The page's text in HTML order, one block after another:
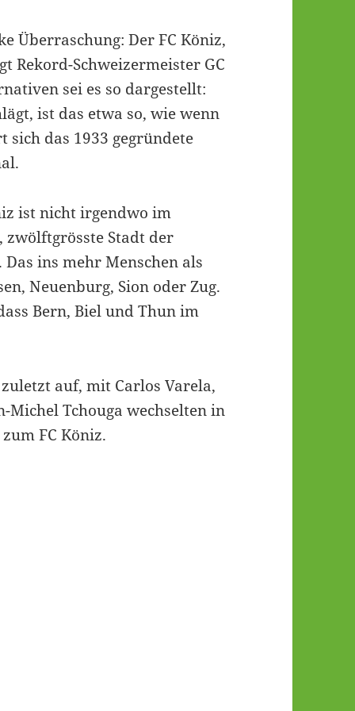
Überraschung: Der FC Köniz,
Rekord-Schweizermeister GC
sei es so dargestellt:
ist das etwa so, wie wenn
sich das 1933 gegründete
ist nicht irgendwo im
Stadt der
ins mehr Menschen als
Neuenburg, Sion oder Zug.
Bern, Biel und Thun im
auf, mit Carlos Varela,
Michel Tchouga wechselten in
FC Köniz.